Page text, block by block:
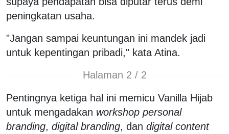
peningkatan usaha.
"Jangan sampai keuntungan ini mandek jadi
untuk kepentingan pribadi," kata Atina.
Halaman 2 / 2
Pentingnya ketiga hal ini memicu Vanilla Hijab
untuk mengadakan workshop personal
branding, digital branding, dan digital content